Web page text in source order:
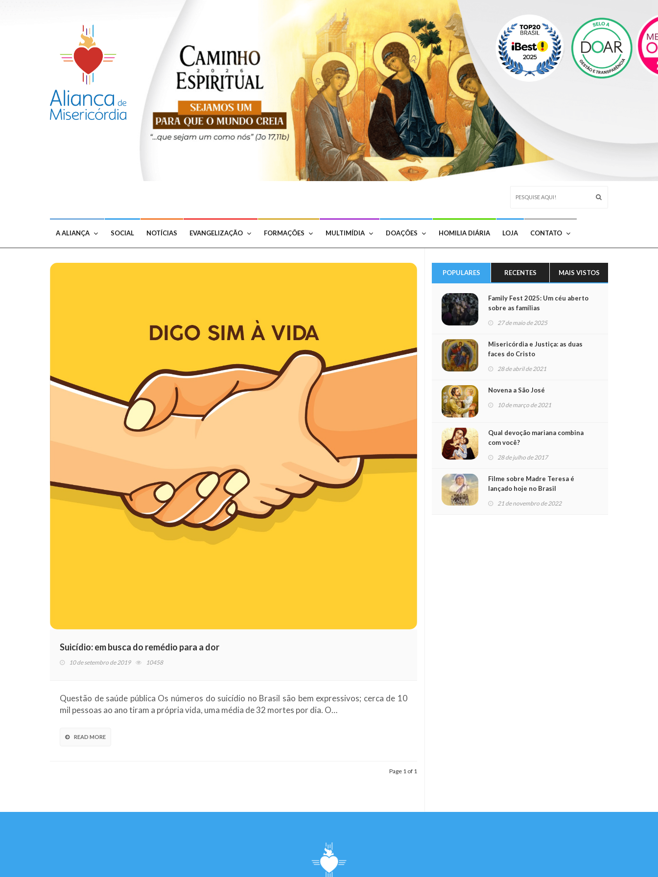
A ALIANÇA SOCIAL NOTÍCIAS EVANGELIZAÇÃO FORMAÇÕES MULTIMÍDIA DOAÇÕES HOMILIA DIÁRIA LOJA CONTATO
Suicídio: em busca do remédio para a dor
10 de setembro de 2019 10458
Questão de saúde pública Os números do suicídio no Brasil são bem expressivos; cerca de 10
mil pessoas ao ano tiram a própria vida, uma média de 32 mortes por dia. O…
READ MORE
Page 1 of 1
POPULARES RECENTES MAIS VISTOS
Family Fest 2025: Um céu aberto
sobre as famílias
27 de maio de 2025
Misericórdia e Justiça: as duas
faces do Cristo
28 de abril de 2021
Novena a São José
10 de março de 2021
Qual devoção mariana combina
com você?
28 de julho de 2017
Filme sobre Madre Teresa é
lançado hoje no Brasil
21 de novembro de 2022